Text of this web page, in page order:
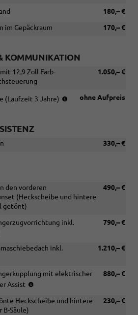
180,– €
170,– €
im Gepäckraum
KOMMUNIKATION
1.050,– €
12,9 Zoll Farb-
ohne Aufpreis
(Laufzeit 3 Jahre)
(Nur
Navigationssystem
Touchscreen
und
oder
330,– €
490,– €
den vorderen
(Heckscheibe und hintere
getönt)
790,– €
inkl.
1.210,– €
inkl.
880,– €
mit elektrischer
Assist
Verbindung
230,– €
Heckscheibe und hintere
B-Säule)